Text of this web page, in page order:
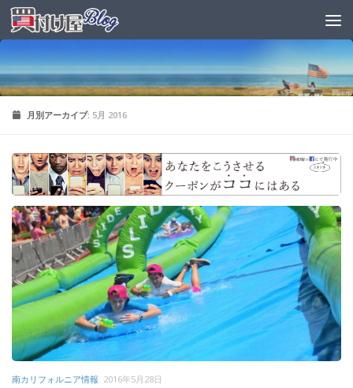
月別アーカイブ: 5月 2016
南カリフォルニア情報 2016年5月28日